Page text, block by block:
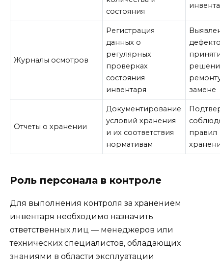
состояния
Журналы осмотров
Регистрация
данных о
регулярных
проверках
состояния
инвентаря
замене
Отчеты о хранении
Документирование
условий хранения
и их соответствия
нормативам
правил
Роль персонала в контроле
Для выполнения контроля за хранением
инвентаря необходимо назначить
ответственных лиц — менеджеров или
технических специалистов, обладающих
знаниями в области эксплуатации